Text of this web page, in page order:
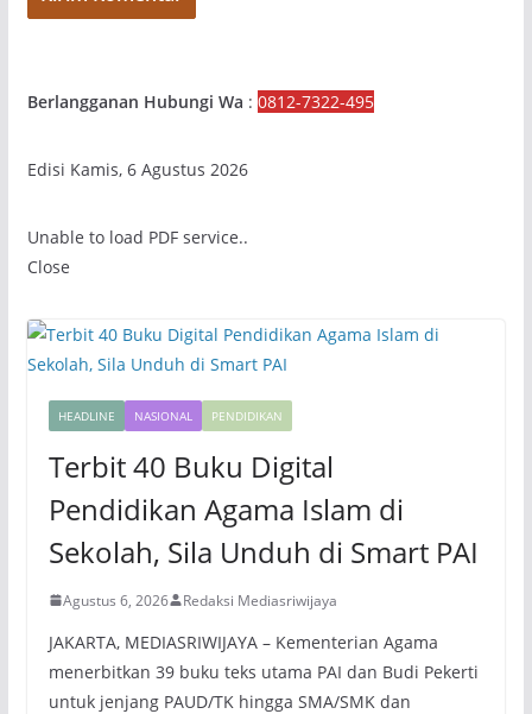
Berlangganan Hubungi Wa : 0812-7322-495
Edisi Kamis, 6 Agustus 2026
Unable to load PDF service..
Close
HEADLINE NASIONAL PENDIDIKAN
Terbit 40 Buku Digital
Pendidikan Agama Islam di
Sekolah, Sila Unduh di Smart PAI
Agustus 6, 2026 Redaksi Mediasriwijaya
JAKARTA, MEDIASRIWIJAYA – Kementerian Agama
menerbitkan 39 buku teks utama PAI dan Budi Pekerti
untuk jenjang PAUD/TK hingga SMA/SMK dan